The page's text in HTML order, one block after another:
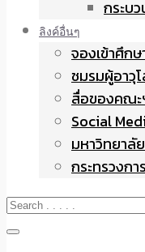
กระบ
ลิงค์อื่นๆ
จองเข้าศึก
ชมรมผู้อาวุ
สื่อของคณะ
Social
มหาวิทยาลั
กระทรวงก